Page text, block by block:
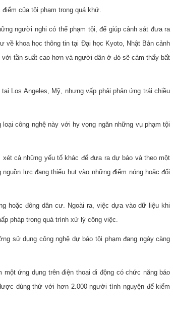
của tội phạm trong quá khứ.
người nghi có thể phạm tội, để giúp cảnh sát đưa ra
về khoa học thông tin tại Đại học Kyoto, Nhật Bản cảnh
tần suất cao hơn và người dân ở đó sẽ cảm thấy bất
Los Angeles, Mỹ, nhưng vấp phải phản ứng trái chiều
công nghệ này với hy vọng ngăn những vụ phạm tội
cả những yếu tố khác để đưa ra dự báo và theo một
lực đang thiếu hụt vào những điểm nóng hoặc đối
hoặc đông dân cư. Ngoài ra, việc dựa vào dữ liệu khi
pháp trong quá trình xử lý công việc.
sử dụng công nghệ dự báo tội phạm đang ngày càng
ứng dụng trên điện thoại di động có chức năng báo
dùng thử với hơn 2.000 người tình nguyện để kiểm